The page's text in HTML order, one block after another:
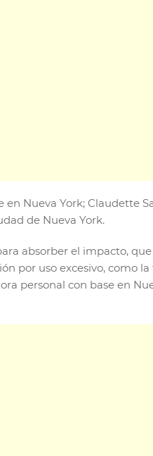
en Nueva York; Claudette
de Nueva York.
absorber el impacto,
por uso excesivo, como
personal con base en